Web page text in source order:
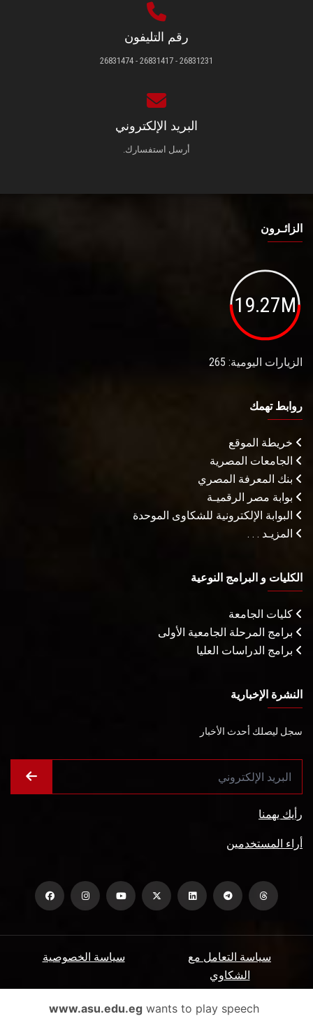
رقم التليفون
26831231 - 26831417 - 26831474
البريد الإلكتروني
أرسل استفسارك.
الزائـرون
19.27M
الزيارات اليومية: 265
روابط تهمك
خريطة الموقع
الجامعات المصرية
بنك المعرفة المصري
بوابة مصر الرقميـة
البوابة الإلكترونية للشكاوى الموحدة
المزيـد . . .
الكليات و البرامج النوعية
كليات الجامعة
برامج المرحلة الجامعية الأولى
برامج الدراسات العليا
النشرة الإخبارية
سجل ليصلك أحدث الأخبار
رأيك يهمنا
أراء المستخدمين
سياسة الخصوصية
سياسة التعامل مع
الشكاوي
الأسئلة الشائعة ميثاق المتعاملين www.asu.edu.egwants to play speech